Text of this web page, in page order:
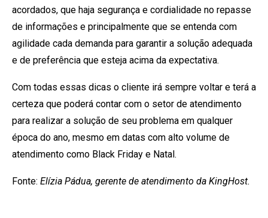
acordados, que haja segurança e cordialidade no repasse
de informações e principalmente que se entenda com
agilidade cada demanda para garantir a solução adequada
e de preferência que esteja acima da expectativa.
Com todas essas dicas o cliente irá sempre voltar e terá a
certeza que poderá contar com o setor de atendimento
para realizar a solução de seu problema em qualquer
época do ano, mesmo em datas com alto volume de
atendimento como Black Friday e Natal.
Fonte: Elízia Pádua, gerente de atendimento da KingHost.